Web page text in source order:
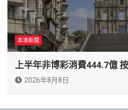
本澳新聞
上半年非博彩消費444.7億
2026年8月8日